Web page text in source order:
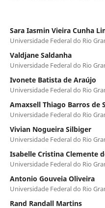
Sara Iasmin Vieira Cunha
Universidade Federal do Rio
Valdjane Saldanha
Universidade Federal do Rio
Ivonete Batista de Araújo
Universidade Federal do Rio
Amaxsell Thiago Barros de
Universidade Federal do Rio
Vivian Nogueira Silbiger
Universidade Federal do Rio
Isabelle Cristina Clemente
Universidade Federal do Rio
Antonio Gouveia Oliveira
Universidade Federal do Rio
Rand Randall Martins